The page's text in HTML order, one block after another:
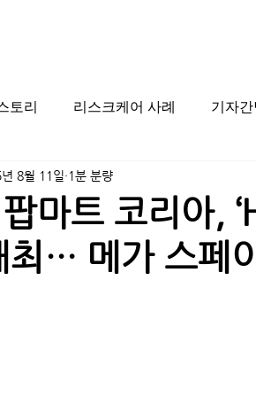
토리 리스크케어 사례 기자간
마트 코리아,
최… 메가 스페
8월 11일 1분 분량